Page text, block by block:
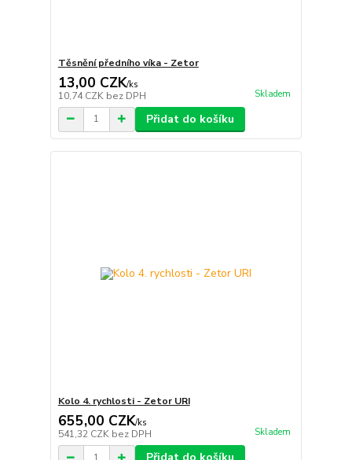
Těsnění předního víka - Zetor
13,00 CZK/ks
10,74 CZK bez DPH Skladem
Přidat do košíku
Kolo 4. rychlosti - Zetor URI
655,00 CZK/ks
541,32 CZK bez DPH Skladem